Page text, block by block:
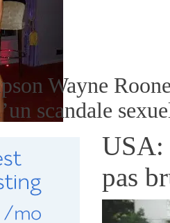
Wayne
scandale
USA:
pas